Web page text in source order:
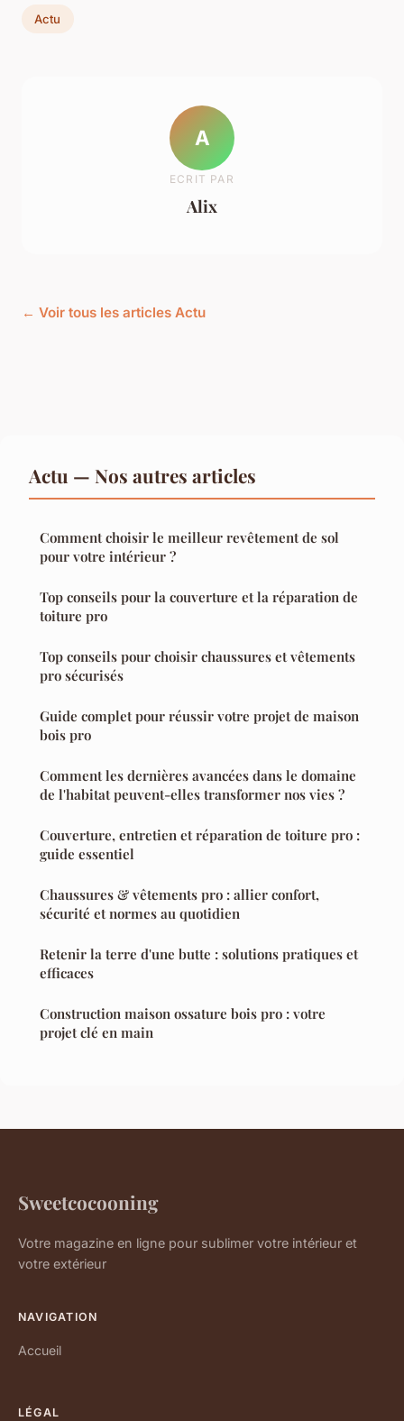
Actu
A
ECRIT PAR
Alix
← Voir tous les articles Actu
Actu — Nos autres articles
Comment choisir le meilleur revêtement de sol
pour votre intérieur ?
Top conseils pour la couverture et la réparation de
toiture pro
Top conseils pour choisir chaussures et vêtements
pro sécurisés
Guide complet pour réussir votre projet de maison
bois pro
Comment les dernières avancées dans le domaine
de l'habitat peuvent-elles transformer nos vies ?
Couverture, entretien et réparation de toiture pro :
guide essentiel
Chaussures & vêtements pro : allier confort,
sécurité et normes au quotidien
Retenir la terre d'une butte : solutions pratiques et
efficaces
Construction maison ossature bois pro : votre
projet clé en main
Sweetcocooning
Votre magazine en ligne pour sublimer votre intérieur et
votre extérieur
NAVIGATION
Accueil
LÉGAL